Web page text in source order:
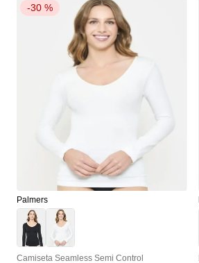
-30 %
Palmers
Camiseta Seamless Semi Control